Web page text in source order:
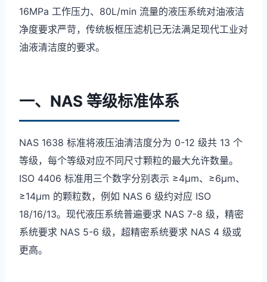
16MPa 工作压力、80L/min 流量的液压系统对油液洁
净度要求严苛，传统板框压滤机已无法满足现代工业对
油液清洁度的要求。
一、NAS 等级标准体系
NAS 1638 标准将液压油清洁度分为 0-12 级共 13 个
等级，每个等级对应不同尺寸颗粒的最大允许数量。
ISO 4406 标准用三个数字分别表示 ≥4μm、≥6μm、
≥14μm 的颗粒数，例如 NAS 6 级约对应 ISO
18/16/13。现代液压系统普遍要求 NAS 7-8 级，精密
系统要求 NAS 5-6 级，超精密系统要求 NAS 4 级或
更高。